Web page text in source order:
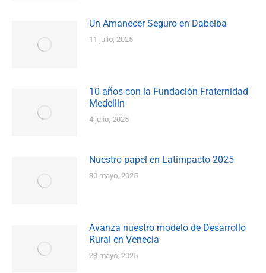
Un Amanecer Seguro en Dabeiba
11 julio, 2025
10 años con la Fundación Fraternidad
Medellín
4 julio, 2025
Nuestro papel en Latimpacto 2025
30 mayo, 2025
Avanza nuestro modelo de Desarrollo
Rural en Venecia
23 mayo, 2025